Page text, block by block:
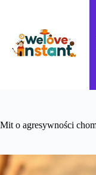
Mit o agresywności